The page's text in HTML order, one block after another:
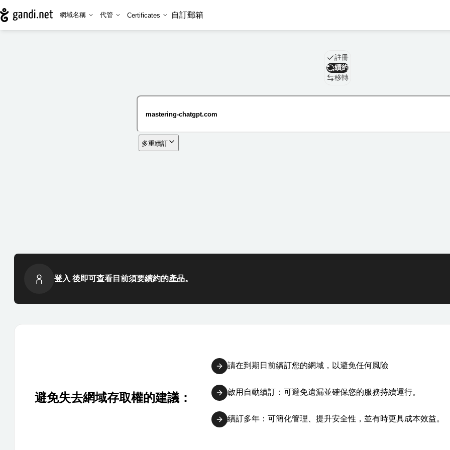
網域名稱 代管 Certificates 自訂郵箱
域名註冊
續約
移轉
多重續訂
登入 後即可查看目前須要續約的產品。
避免失去網域存取權的建議：
請在到期日前續訂您的網域，以避免任何風險
啟用自動續訂：可避免遺漏並確保您的服務持續運行。
續訂多年：可簡化管理、提升安全性，並有時更具成本效益。